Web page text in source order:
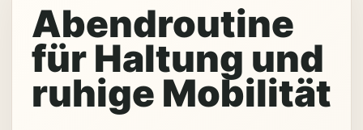
Abendroutine
für Haltung und
ruhige Mobilität